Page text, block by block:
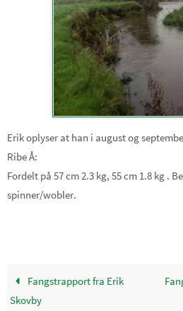
Erik oplyser at han i august og
Ribe Å:
Fordelt på 57 cm 2.3 kg, 55 cm 1.8 kg .
spinner/wobler.
Fangstrapport fra Erik
Skovby